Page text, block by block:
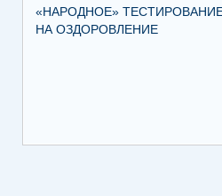
«НАРОДНОЕ»
НА ОЗДОРОВЛЕНИЕ